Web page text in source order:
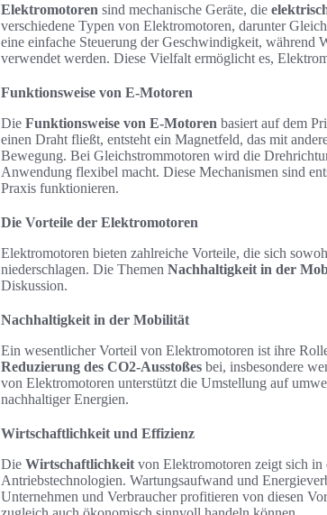
Elektromotoren sind mechanische Geräte, die
verschiedene Typen von Elektromotoren, darunter
eine einfache Steuerung der Geschwindigkeit, während
verwendet werden. Diese Vielfalt ermöglicht es,
Funktionsweise von E-Motoren
Die Funktionsweise von E-Motoren basiert auf dem
einen Draht fließt, entsteht ein Magnetfeld, das mit
Bewegung. Bei Gleichstrommotoren wird die
Anwendung flexibel macht. Diese Mechanismen sind
Praxis funktionieren.
Die Vorteile der Elektromotoren
Elektromotoren bieten zahlreiche Vorteile, die sich
niederschlagen. Die Themen Nachhaltigkeit in der
Diskussion.
Nachhaltigkeit in der Mobilität
Ein wesentlicher Vorteil von Elektromotoren ist ihre
Reduzierung des CO2-Ausstoßes bei, insbesondere
von Elektromotoren unterstützt die Umstellung auf
nachhaltiger Energien.
Wirtschaftlichkeit und Effizienz
Die Wirtschaftlichkeit von Elektromotoren zeigt sich
Antriebstechnologien. Wartungsaufwand und
Unternehmen und Verbraucher profitieren von diesen